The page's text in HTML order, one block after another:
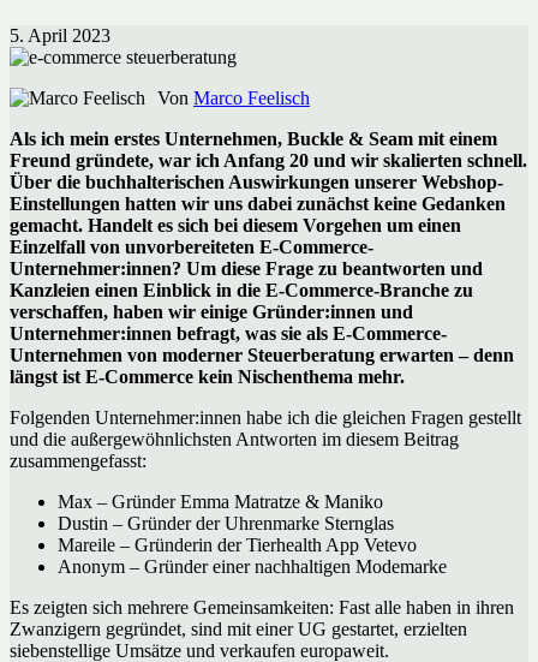
5. April 2023
Von Marco Feelisch
Als ich mein erstes Unternehmen, Buckle & Seam mit einem
Freund gründete, war ich Anfang 20 und wir skalierten schnell.
Über die buchhalterischen Auswirkungen unserer Webshop-
Einstellungen hatten wir uns dabei zunächst keine Gedanken
gemacht. Handelt es sich bei diesem Vorgehen um einen
Einzelfall von unvorbereiteten E-Commerce-
Unternehmer:innen? Um diese Frage zu beantworten und
Kanzleien einen Einblick in die E-Commerce-Branche zu
verschaffen, haben wir einige Gründer:innen und
Unternehmer:innen befragt, was sie als E-Commerce-
Unternehmen von moderner Steuerberatung erwarten – denn
längst ist E-Commerce kein Nischenthema mehr.
Folgenden Unternehmer:innen habe ich die gleichen Fragen gestellt
und die außergewöhnlichsten Antworten im diesem Beitrag
zusammengefasst:
Max – Gründer Emma Matratze & Maniko
Dustin – Gründer der Uhrenmarke Sternglas
Mareile – Gründerin der Tierhealth App Vetevo
Anonym – Gründer einer nachhaltigen Modemarke
Es zeigten sich mehrere Gemeinsamkeiten: Fast alle haben in ihren
Zwanzigern gegründet, sind mit einer UG gestartet, erzielten
siebenstellige Umsätze und verkaufen europaweit.